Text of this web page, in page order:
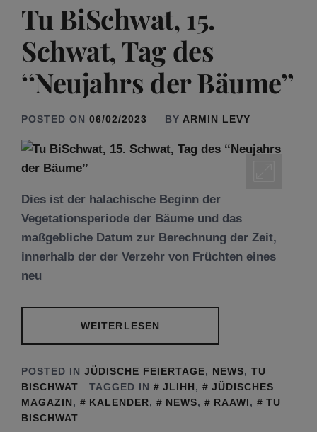
Tu BiSchwat, 15.
Schwat, Tag des
‘‘Neujahrs der Bäume’’
POSTED ON 06/02/2023 BY ARMIN LEVY
Dies ist der halachische Beginn der
Vegetationsperiode der Bäume und das
maßgebliche Datum zur Berechnung der Zeit,
innerhalb der der Verzehr von Früchten eines
neu
WEITERLESEN
POSTED IN JÜDISCHE FEIERTAGE, NEWS, TU
BISCHWAT
TAGGED IN JLIHH,
JÜDISCHES
MAGAZIN, KALENDER, NEWS, RAAWI,
TU
BISCHWAT